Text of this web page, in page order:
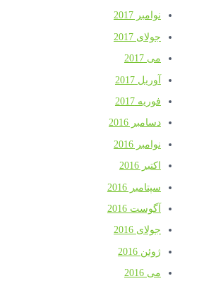
نوامبر 2017
جولای 2017
می 2017
آوریل 2017
فوریه 2017
دسامبر 2016
نوامبر 2016
اکتبر 2016
سپتامبر 2016
آگوست 2016
جولای 2016
ژوئن 2016
می 2016